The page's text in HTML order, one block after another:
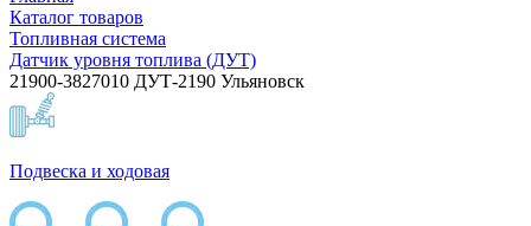
Каталог товаров
Топливная система
Датчик уровня топлива (ДУТ)
21900-3827010 ДУТ-2190 Ульяновск
Подвеска и ходовая